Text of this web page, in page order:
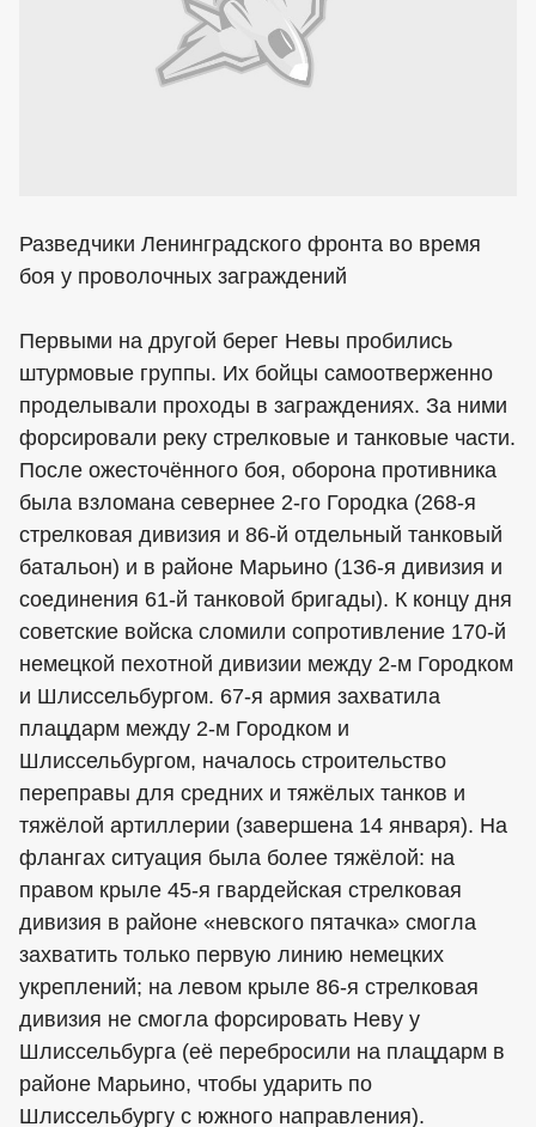
Разведчики Ленинградского фронта во время
боя у проволочных заграждений
Первыми на другой берег Невы пробились
штурмовые группы. Их бойцы самоотверженно
проделывали проходы в заграждениях. За ними
форсировали реку стрелковые и танковые части.
После ожесточённого боя, оборона противника
была взломана севернее 2-го Городка (268-я
стрелковая дивизия и 86-й отдельный танковый
батальон) и в районе Марьино (136-я дивизия и
соединения 61-й танковой бригады). К концу дня
советские войска сломили сопротивление 170-й
немецкой пехотной дивизии между 2-м Городком
и Шлиссельбургом. 67-я армия захватила
плацдарм между 2-м Городком и
Шлиссельбургом, началось строительство
переправы для средних и тяжёлых танков и
тяжёлой артиллерии (завершена 14 января). На
флангах ситуация была более тяжёлой: на
правом крыле 45-я гвардейская стрелковая
дивизия в районе «невского пятачка» смогла
захватить только первую линию немецких
укреплений; на левом крыле 86-я стрелковая
дивизия не смогла форсировать Неву у
Шлиссельбурга (её перебросили на плацдарм в
районе Марьино, чтобы ударить по
Шлиссельбургу с южного направления).